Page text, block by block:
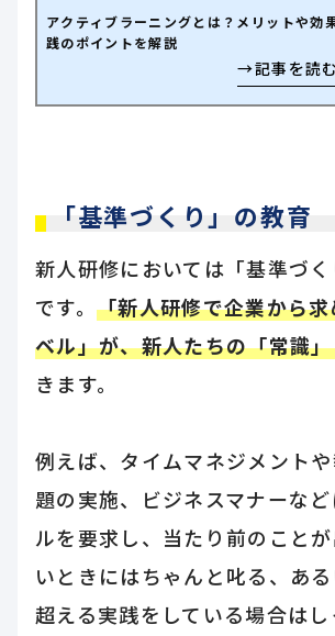
アクティブラーニングとは？メリットや効
践のポイントを解説
「基準づくり」の教育
新人研修においては「基準づ
です。「新人研修で企業から
ベル」が、新人たちの「常識
きます。
例えば、タイムマネジメント
題の実施、ビジネスマナーな
ルを要求し、当たり前のこと
いときにはちゃんと叱る、あ
超える実践をしている場合は